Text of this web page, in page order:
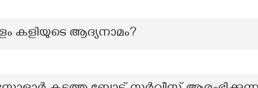
കളിയുടെ ആദ്യനാമം?